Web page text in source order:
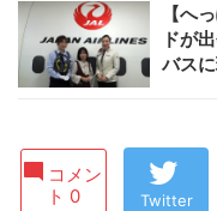
【へ
ドが
バス
コメン
ト 0
Twitter